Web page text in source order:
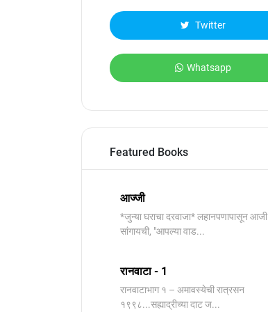
Twitter
Whatsapp
Featured Books
आज्जी
*जुन्या घराचा दरवाजा* लहानपणापासून आजी
सांगायची, "आपल्या वाड...
रानवाटा - 1
रानवाटाभाग १ – अमावस्येची रात्रसन
१९९८...सह्याद्रीच्या दाट ज...